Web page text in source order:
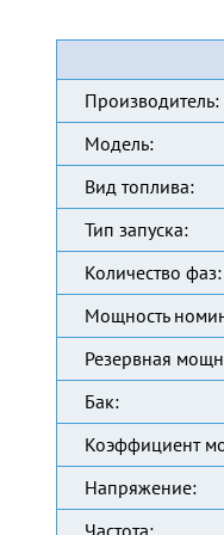
Производитель:
Модель:
Вид топлива:
Тип запуска:
Количество фаз:
Мощность
Резервная
Бак:
Коэффициент
Напряжение:
Частота: